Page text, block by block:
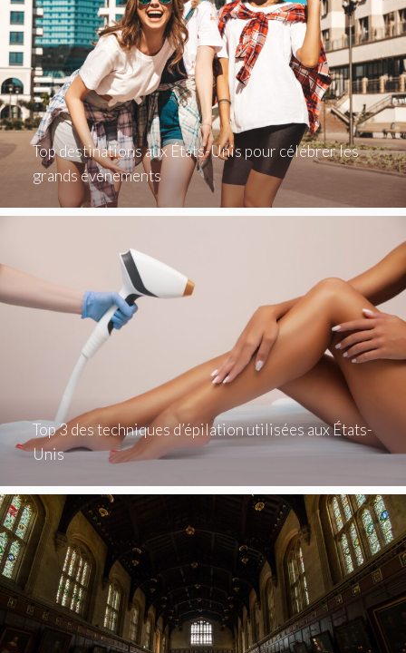
Top destinations aux États-Unis pour célébrer les
grands événements
Top 3 des techniques d’épilation utilisées aux États-
Unis